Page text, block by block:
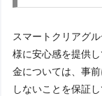
スマートクリアグ
様に安心感を提供
金については、事
しないことを保証